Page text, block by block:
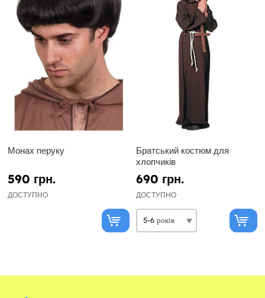
Монах перуку
590 грн.
ДОСТУПНО
Братський костюм для
хлопчиків
690 грн.
ДОСТУПНО